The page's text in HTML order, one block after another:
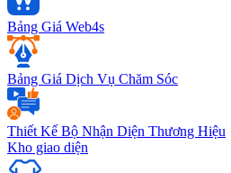
Bảng Giá Web4s
Bảng Giá Dịch Vụ Chăm Sóc
Thiết Kế Bộ Nhận Diện Thương Hiệu
Kho giao diện